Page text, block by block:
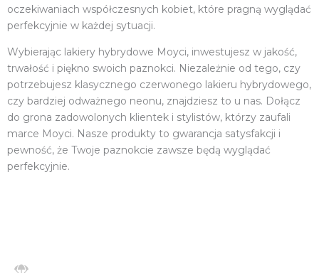
oczekiwaniach współczesnych kobiet, które pragną wyglądać
perfekcyjnie w każdej sytuacji.
Wybierając lakiery hybrydowe Moyci, inwestujesz w jakość,
trwałość i piękno swoich paznokci. Niezależnie od tego, czy
potrzebujesz klasycznego czerwonego lakieru hybrydowego,
czy bardziej odważnego neonu, znajdziesz to u nas. Dołącz
do grona zadowolonych klientek i stylistów, którzy zaufali
marce Moyci. Nasze produkty to gwarancja satysfakcji i
pewność, że Twoje paznokcie zawsze będą wyglądać
perfekcyjnie.